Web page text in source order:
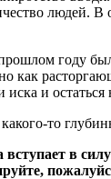
людей. В
году
как
иска и
то
вступает в